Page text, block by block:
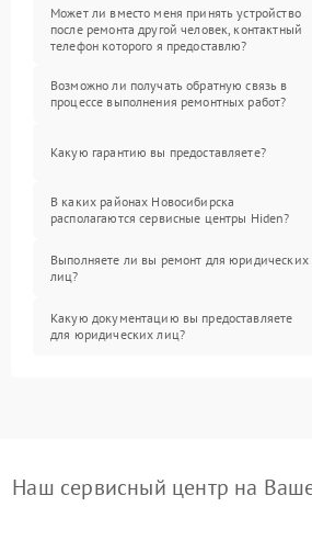
Может ли вместо меня принять устройство
после ремонта другой человек, контактный
телефон которого я предоставлю?
Возможно ли получать обратную связь в
процессе выполнения ремонтных работ?
Какую гарантию вы предоставляете?
В каких районах Новосибирска
располагаются сервисные центры Hiden?
Выполняете ли вы ремонт для юридических
лиц?
Какую документацию вы предоставляете
для юридических лиц?
Наш сервисный центр на